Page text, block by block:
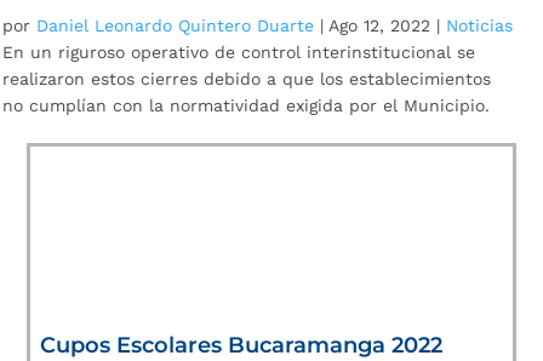
por Daniel Leonardo Quintero Duarte |Ago 12, 2022 | Noticias
En un riguroso operativo de control interinstitucional se
realizaron estos cierres debido a que los establecimientos
no cumplían con la normatividad exigida por el Municipio.
Cupos Escolares Bucaramanga 2022